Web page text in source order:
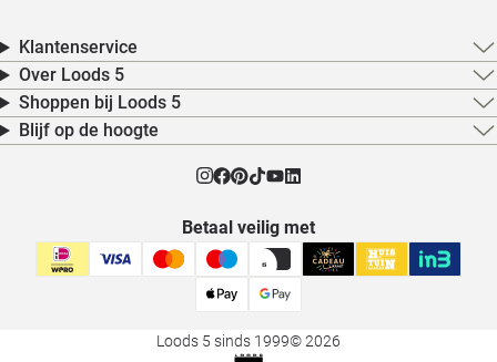
Klantenservice
Over Loods 5
Shoppen bij Loods 5
Blijf op de hoogte
Betaal veilig met
Loods 5 sinds 1999© 2026